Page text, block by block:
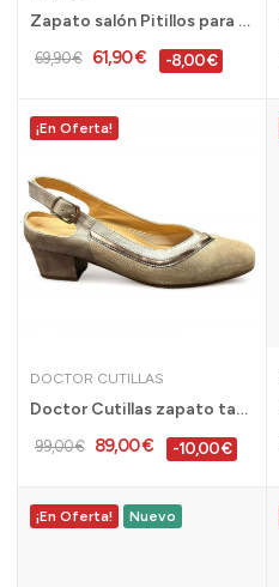
Zapato salón Pitillos para mujer con tacón alto...
69,90 € 61,90 € -8,00 €
¡En Oferta!
DOCTOR CUTILLAS
Doctor Cutillas zapato tacón bajo ancho...
99,00 € 89,00 € -10,00 €
¡En Oferta! Nuevo